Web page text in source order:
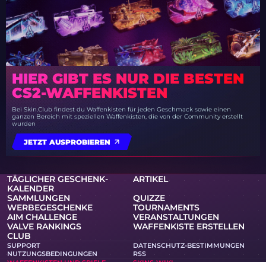
HIER GIBT ES NUR DIE BESTEN
CS2-WAFFENKISTEN
Bei Skin.Club findest du Waffenkisten für jeden Geschmack sowie einen
ganzen Bereich mit speziellen Waffenkisten, die von der Community erstellt
wurden
JETZT AUSPROBIEREN
TÄGLICHER GESCHENK-
KALENDER
ARTIKEL
SAMMLUNGEN
QUIZZE
WERBEGESCHENKE
TOURNAMENTS
AIM CHALLENGE
VERANSTALTUNGEN
VALVE RANKINGS
WAFFENKISTE ERSTELLEN
CLUB
SUPPORT
DATENSCHUTZ-BESTIMMUNGEN
NUTZUNGSBEDINGUNGEN
RSS